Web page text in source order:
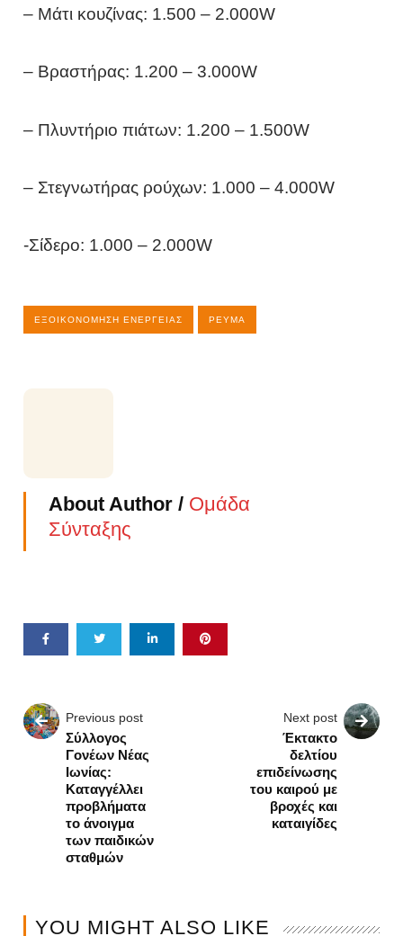
– Μάτι κουζίνας: 1.500 – 2.000W
– Βραστήρας: 1.200 – 3.000W
– Πλυντήριο πιάτων: 1.200 – 1.500W
– Στεγνωτήρας ρούχων: 1.000 – 4.000W
-Σίδερο: 1.000 – 2.000W
ΕΞΟΙΚΟΝΌΜΗΣΗ ΕΝΈΡΓΕΙΑΣ ΡΕΎΜΑ
About Author / Ομάδα
Σύνταξης
Previous post
Σύλλογος
Γονέων Νέας
Ιωνίας:
Καταγγέλλει
προβλήματα
το άνοιγμα
των παιδικών
σταθμών
Next post
Έκτακτο
δελτίου
επιδείνωσης
του καιρού με
βροχές και
καταιγίδες
YOU MIGHT ALSO LIKE